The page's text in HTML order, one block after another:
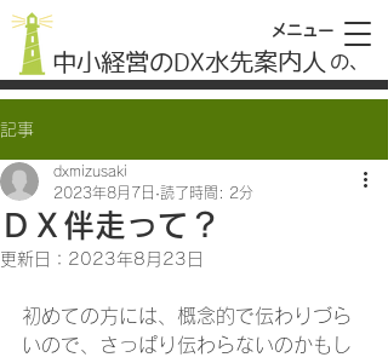
中小経営のDX水先案内人 ​の、
メニュー
記事
ＤＸ伴走って？
dxmizusaki
2023年8月7日 読了時間: 2分
更新日： 2023年8月23日
初めての方には、概念的で伝わりづら
いので、さっぱり伝わらないのかもし